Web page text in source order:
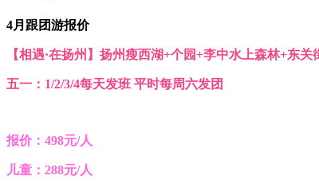
4月跟团游报价
【相遇·在扬州】扬州瘦西湖+个园+李中水上森林+东
五一：1/2/3/4每天发班 平时每周六发团
报价：498元/人
儿童：288元/人